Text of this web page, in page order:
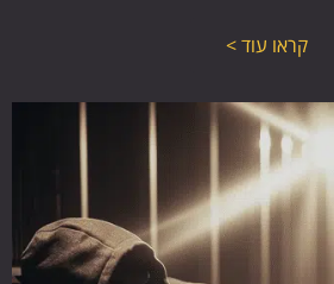
קראו עוד >